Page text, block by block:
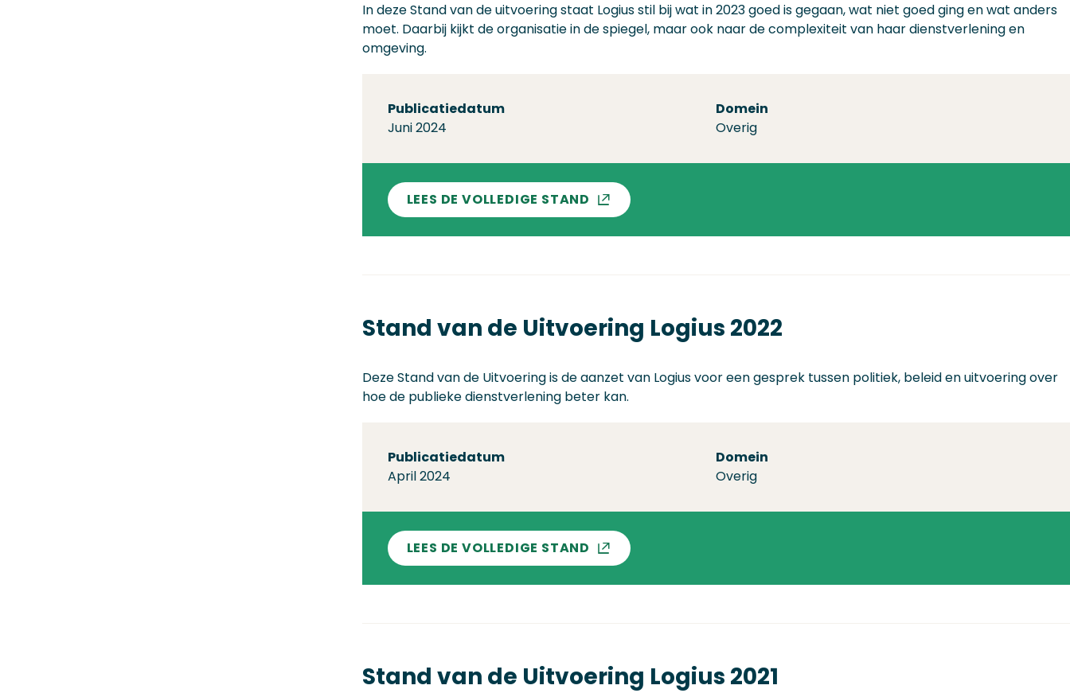
In deze Stand van de uitvoering staat Logius stil bij wat in 2023 goed is gegaan, wat niet goed ging en wat anders
moet. Daarbij kijkt de organisatie in de spiegel, maar ook naar de complexiteit van haar dienstverlening en
omgeving.
Publicatiedatum
Juni 2024
Domein
Overig
LEES DE VOLLEDIGE STAND
Stand van de Uitvoering Logius 2022
Deze Stand van de Uitvoering is de aanzet van Logius voor een gesprek tussen politiek, beleid en uitvoering over
hoe de publieke dienstverlening beter kan.
Publicatiedatum
April 2024
Domein
Overig
LEES DE VOLLEDIGE STAND
Stand van de Uitvoering Logius 2021